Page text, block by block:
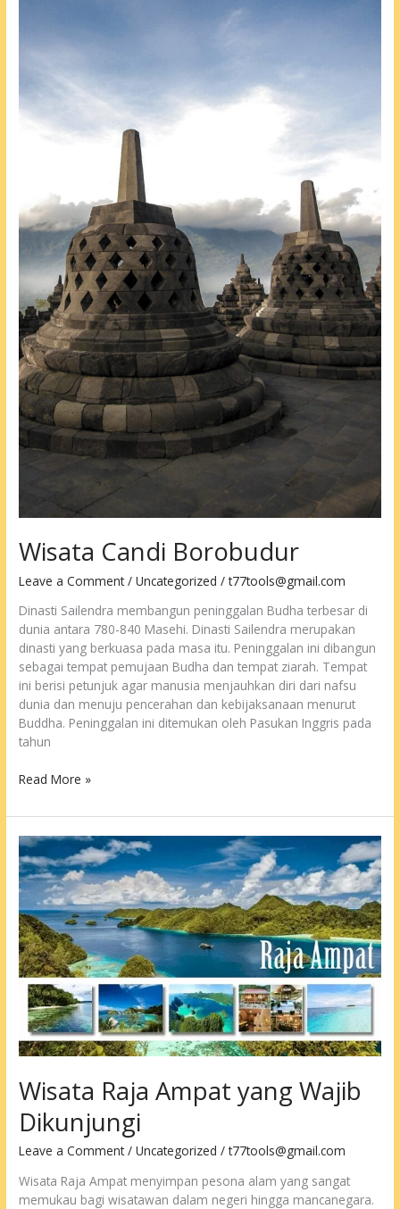
Wisata Candi Borobudur
Leave a Comment /Uncategorized /t77tools@gmail.com
Dinasti Sailendra membangun peninggalan Budha terbesar di
dunia antara 780-840 Masehi. Dinasti Sailendra merupakan
dinasti yang berkuasa pada masa itu. Peninggalan ini dibangun
sebagai tempat pemujaan Budha dan tempat ziarah. Tempat
ini berisi petunjuk agar manusia menjauhkan diri dari nafsu
dunia dan menuju pencerahan dan kebijaksanaan menurut
Buddha. Peninggalan ini ditemukan oleh Pasukan Inggris pada
tahun
Wisata
Borobudur
Read More »
Wisata Raja Ampat yang Wajib
Dikunjungi
Leave a Comment /Uncategorized /t77tools@gmail.com
Wisata Raja Ampat menyimpan pesona alam yang sangat
memukau bagi wisatawan dalam negeri hingga mancanegara.